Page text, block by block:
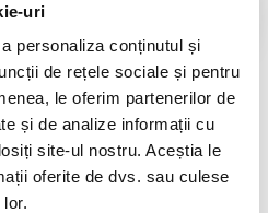
uri
personaliza conținutul și
de rețele sociale și pentru
le oferim partenerilor de
și de analize informații cu
site-ul nostru. Aceștia le
oferite de dvs. sau culese
produsul din imagine.